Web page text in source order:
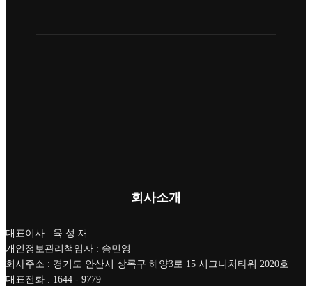
회사소개
대표이사 : 육 성 재
개인정보관리책임자 : 송민영
회사주소 : 경기도 안산시 상록구 해양3로 15 시그니처타워 2020호
대표전화 : 1644 - 9779